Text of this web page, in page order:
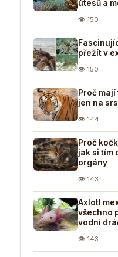
útesů a
👁 150
přežít v
👁 150
Proč
jen na
👁 144
Proč
jak si tím
orgány
👁 143
Axlotl
všechno
vodní
👁 143